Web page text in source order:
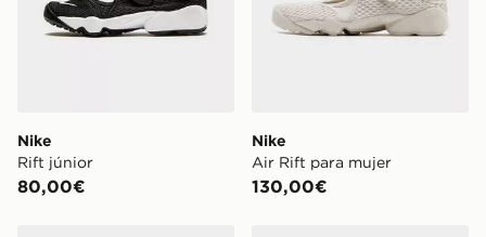
Nike
Rift júnior
80,00€
Nike
Air Rift para mujer
130,00€